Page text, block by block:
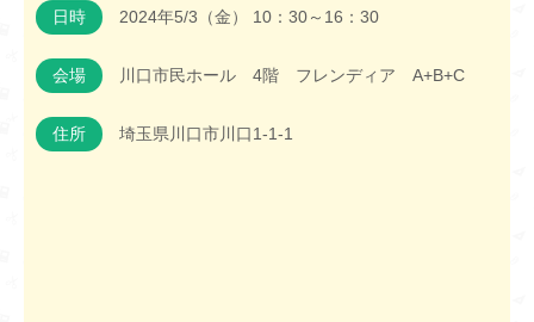
日時 2024年5/3（金） 10：30～16：30
会場 川口市民ホール 4階 フレンディア A+B+C
住所 埼玉県川口市川口1-1-1